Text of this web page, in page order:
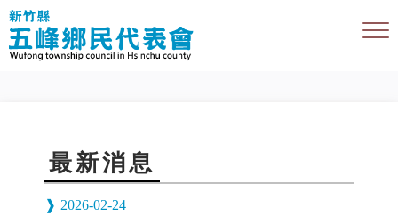
最新消息
2026-02-24